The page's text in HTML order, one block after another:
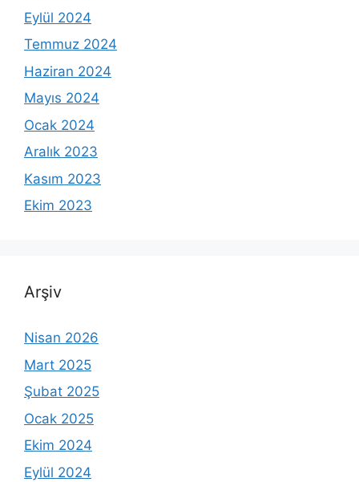
Eylül 2024
Temmuz 2024
Haziran 2024
Mayıs 2024
Ocak 2024
Aralık 2023
Kasım 2023
Ekim 2023
Arşiv
Nisan 2026
Mart 2025
Şubat 2025
Ocak 2025
Ekim 2024
Eylül 2024